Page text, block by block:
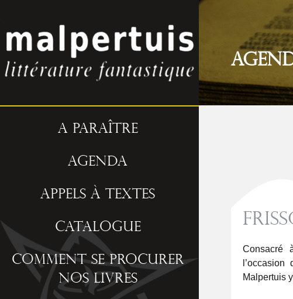
A paraître
Agenda
Appels à textes
Catalogue
Comment se procurer
nos livres
Consacré
Malpertuis